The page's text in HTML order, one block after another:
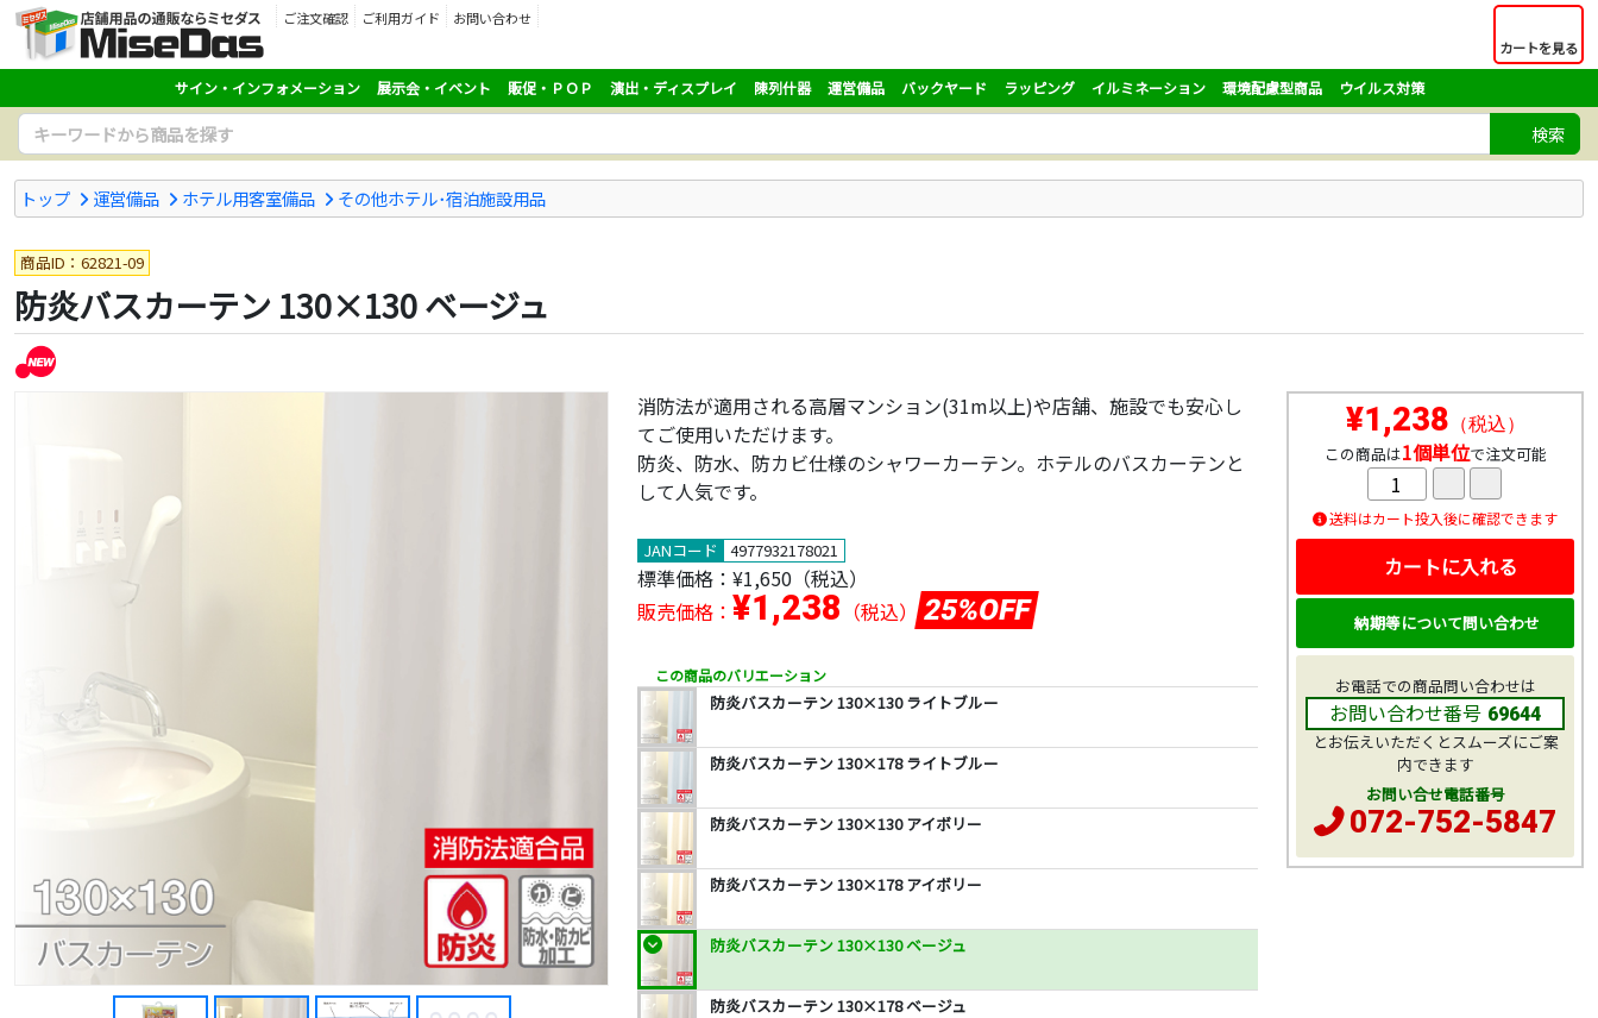
ご注文確認 ご利用ガイド
お問い合わせ
カートを見る
サイン・インフォメーション 展示会・イベント 販促・ＰＯＰ 演出・ディスプレイ 陳列什器 運営備品 バックヤード ラッピング イルミネーション 環境配慮型商品 ウイルス対策
検索
トップ 運営備品 ホテル用客室備品 その他ホテル･宿泊施設用品
商品ID：62821-09
防炎バスカーテン 130×130 ベージュ
消防法が適用される高層マンション(31m以上)や店舗、施設でも安心し
てご使用いただけます。
防炎、防水、防カビ仕様のシャワーカーテン。ホテルのバスカーテンと
して人気です。
JANコード 4977932178021
標準価格： ¥1,650 （税込）
販売価格： ¥1,238 （税込） 25%OFF
この商品のバリエーション
防炎バスカーテン 130×130 ライトブルー
防炎バスカーテン 130×178 ライトブルー
防炎バスカーテン 130×130 アイボリー
防炎バスカーテン 130×178 アイボリー
防炎バスカーテン 130×130 ベージュ
防炎バスカーテン 130×178 ベージュ
¥1,238 （税込）
この商品は1個単位で注文可能
送料はカート投入後に確認できます
カートに入れる
納期等について問い合わせ
お電話での商品問い合わせは
お問い合わせ番号 69644
とお伝えいただくとスムーズにご案
内できます
お問い合せ電話番号
072-752-5847